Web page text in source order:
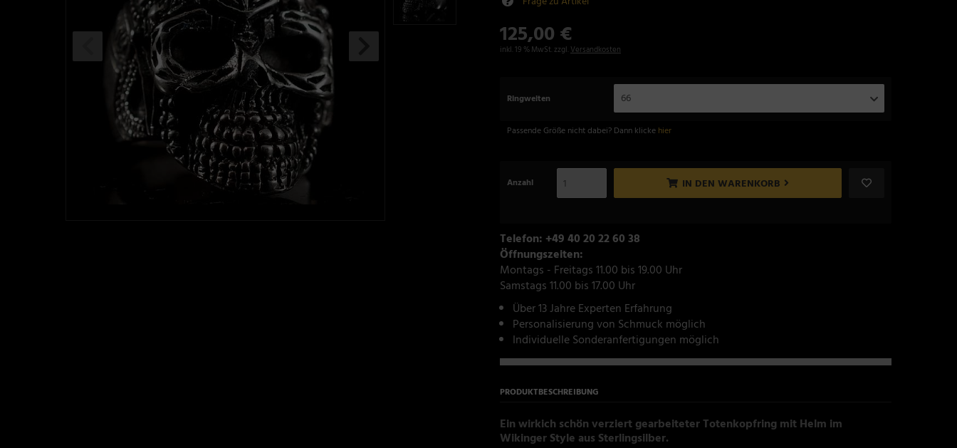
125,00 €
inkl. 19 % MwSt. zzgl. Versandkosten
Ringweiten 66
Passende Größe nicht dabei? Dann klicke hier
Anzahl IN DEN WARENKORB
Telefon: +49 40 20 22 60 38
Öffnungszeiten:
Montags - Freitags 11.00 bis 19.00 Uhr
Samstags 11.00 bis 17.00 Uhr
Über 13 Jahre Experten Erfahrung
Personalisierung von Schmuck möglich
Individuelle Sonderanfertigungen möglich
PRODUKTBESCHREIBUNG
Ein wirkich schön verziert gearbeiteter Totenkopfring mit Helm im
Wikinger Style aus Sterlingsilber.